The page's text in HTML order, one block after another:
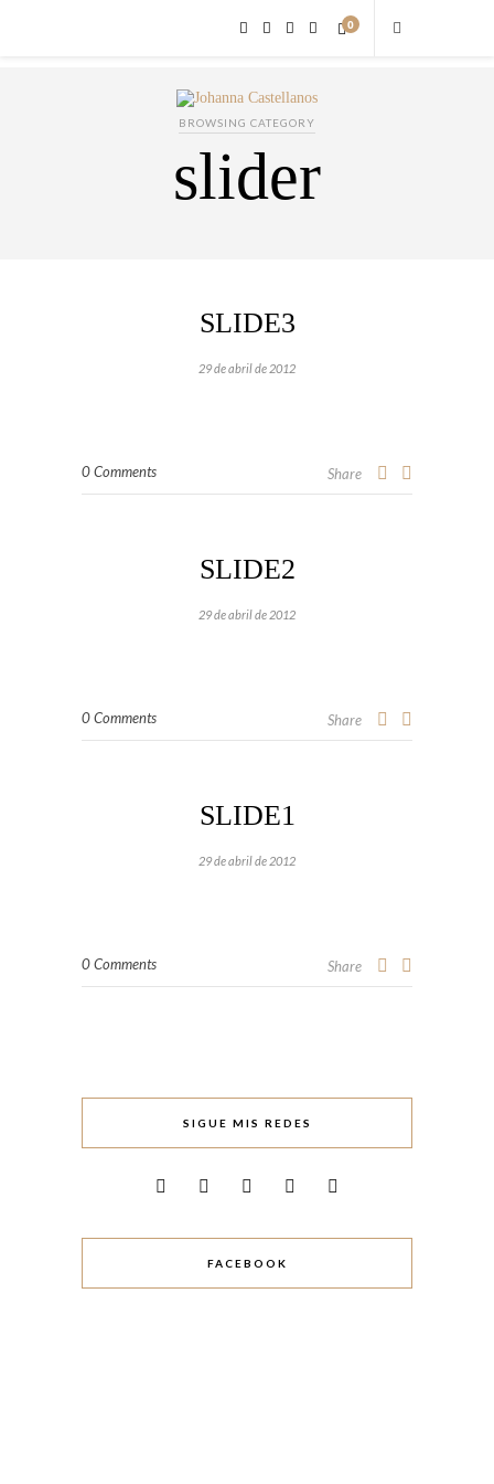
0
BROWSING CATEGORY
slider
SLIDE3
29 de abril de 2012
0 Comments Share
SLIDE2
29 de abril de 2012
0 Comments Share
SLIDE1
29 de abril de 2012
0 Comments Share
SIGUE MIS REDES
FACEBOOK